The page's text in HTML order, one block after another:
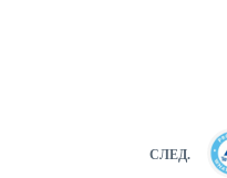
СЛЕД.